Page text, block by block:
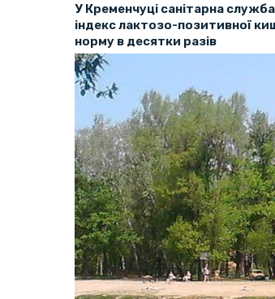
У Кременчуці санітарна
індекс лактозо-позитивної
норму в десятки разів